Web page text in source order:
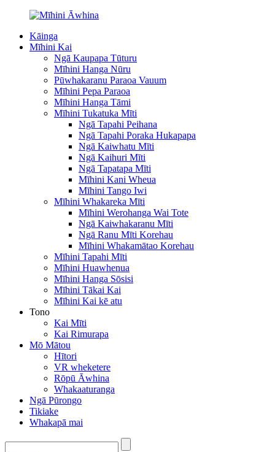
Kāinga
Mīhini Kai
Ngā Kaupapa Tūturu
Mīhini Hanga Nūru
Pūwhakaranu Paraoa Vauum
Mīhini Pepa Paraoa
Mīhini Hanga Tāmi
Mīhini Tukatuka Mīti
Ngā Tapahi Peihana
Ngā Tapahi Poraka Hukapapa
Ngā Kaiwhatu Mīti
Ngā Kaihuri Mīti
Ngā Tapatapa Mīti
Mīhini Kani Wheua
Mīhini Tango Iwi
Mīhini Whakareka Mīti
Mīhini Werohanga Wai Tote
Ngā Kaiwhakaranu Mīti
Ngā Ranu Mīti Korehau
Mīhini Whakamātao Korehau
Mīhini Tapahi Mīti
Mīhini Huawhenua
Mīhini Hanga Sōsisi
Mīhini Tākai Kai
Mīhini Kai kē atu
Tono
Kai Mīti
Kai Rimurapa
Mō Mātou
Hītori
VR wheketere
Rōpū Āwhina
Whakaaturanga
Ngā Pūrongo
Tikiake
Whakapā mai